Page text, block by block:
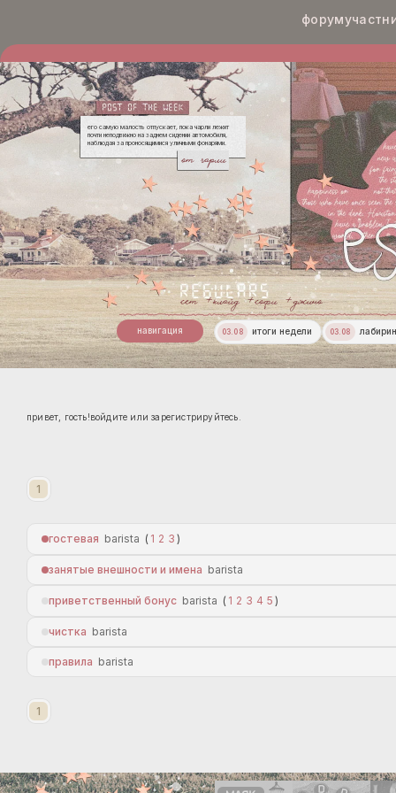
сет клайд софи джино
чарли
его самую малость отпускает, пока чарли лежит
почти неподвижно на заднем сидении автомобиля,
наблюдая за проносящимися уличными фонарями.
навигация
форум
03.08 итоги недели 03.08
привет, гость!войдите илизарегистрируйтесь
1
гостевая barista 1 2 3
занятые внешности и имена barista
приветственный бонус barista 1 2 3 4 5
чистка barista
правила barista
1